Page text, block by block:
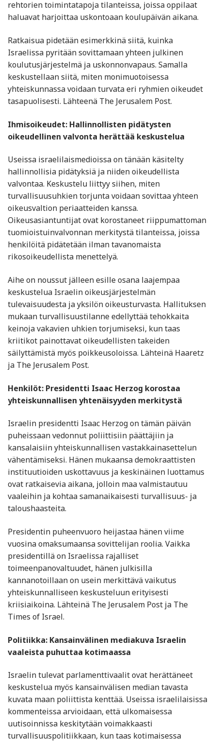
rehtorien toimintatapoja tilanteissa, joissa oppilaat
haluavat harjoittaa uskontoaan koulupäivän aikana.
Ratkaisua pidetään esimerkkinä siitä, kuinka
Israelissa pyritään sovittamaan yhteen julkinen
koulutusjärjestelmä ja uskonnonvapaus. Samalla
keskustellaan siitä, miten monimuotoisessa
yhteiskunnassa voidaan turvata eri ryhmien oikeudet
tasapuolisesti. Lähteenä The Jerusalem Post.
Ihmisoikeudet: Hallinnollisten pidätysten
oikeudellinen valvonta herättää keskustelua
Useissa israelilaismedioissa on tänään käsitelty
hallinnollisia pidätyksiä ja niiden oikeudellista
valvontaa. Keskustelu liittyy siihen, miten
turvallisuusuhkien torjunta voidaan sovittaa yhteen
oikeusvaltion periaatteiden kanssa.
Oikeusasiantuntijat ovat korostaneet riippumattoman
tuomioistuinvalvonnan merkitystä tilanteissa, joissa
henkilöitä pidätetään ilman tavanomaista
rikosoikeudellista menettelyä.
Aihe on noussut jälleen esille osana laajempaa
keskustelua Israelin oikeusjärjestelmän
tulevaisuudesta ja yksilön oikeusturvasta. Hallituksen
mukaan turvallisuustilanne edellyttää tehokkaita
keinoja vakavien uhkien torjumiseksi, kun taas
kriitikot painottavat oikeudellisten takeiden
säilyttämistä myös poikkeusoloissa. Lähteinä Haaretz
ja The Jerusalem Post.
Henkilöt: Presidentti Isaac Herzog korostaa
yhteiskunnallisen yhtenäisyyden merkitystä
Israelin presidentti Isaac Herzog on tämän päivän
puheissaan vedonnut poliittisiin päättäjiin ja
kansalaisiin yhteiskunnallisen vastakkainasettelun
vähentämiseksi. Hänen mukaansa demokraattisten
instituutioiden uskottavuus ja keskinäinen luottamus
ovat ratkaisevia aikana, jolloin maa valmistautuu
vaaleihin ja kohtaa samanaikaisesti turvallisuus- ja
taloushaasteita.
Presidentin puheenvuoro heijastaa hänen viime
vuosina omaksumaansa sovittelijan roolia. Vaikka
presidentillä on Israelissa rajalliset
toimeenpanovaltuudet, hänen julkisilla
kannanotoillaan on usein merkittävä vaikutus
yhteiskunnalliseen keskusteluun erityisesti
kriisiaikoina. Lähteinä The Jerusalem Post ja The
Times of Israel.
Politiikka: Kansainvälinen mediakuva Israelin
vaaleista puhuttaa kotimaassa
Israelin tulevat parlamenttivaalit ovat herättäneet
keskustelua myös kansainvälisen median tavasta
kuvata maan poliittista kenttää. Useissa israelilaisissa
kommenteissa arvioidaan, että ulkomaisessa
uutisoinnissa keskitytään voimakkaasti
turvallisuuspolitiikkaan, kun taas kotimaisessa